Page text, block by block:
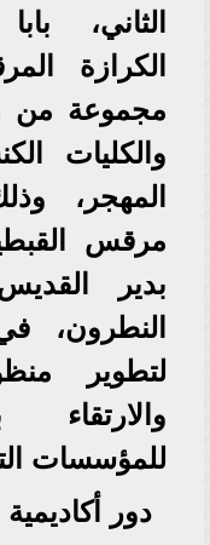
الثاني،
الكرازة
مجموعة من
والكليات
المهجر،
مرقس
بدير
النطرون،
لتطوير
والارتقاء
للمؤسسات
دور